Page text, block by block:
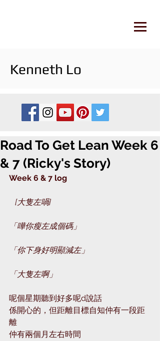
Kenneth Lo
Road To Get Lean Week 6
& 7 (Ricky's Story)
Week 6 & 7 log
   [大隻左喎]
「嘩你瘦左成個碼」
「你下身好明顯減左」
「大隻左啊」
呢個星期聽到好多呢d說話
係開心的，但距離目標自知仲有一段距
離
仲有兩個月左右時間